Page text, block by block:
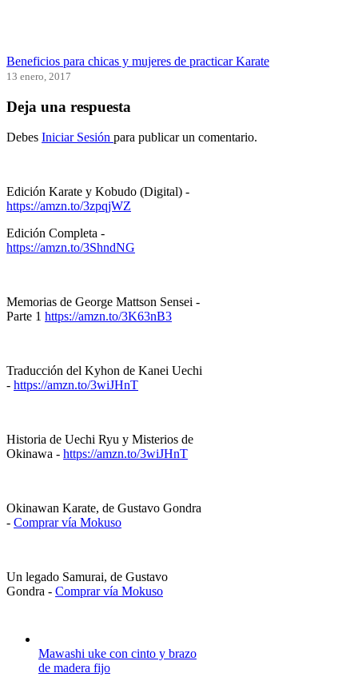
Beneficios para chicas y mujeres de practicar Karate
13 enero, 2017
Deja una respuesta
Debes Iniciar Sesión para publicar un comentario.
Edición Karate y Kobudo (Digital) -
https://amzn.to/3zpqjWZ
Edición Completa -
https://amzn.to/3ShndNG
Memorias de George Mattson Sensei -
Parte 1 https://amzn.to/3K63nB3
Traducción del Kyhon de Kanei Uechi
- https://amzn.to/3wiJHnT
Historia de Uechi Ryu y Misterios de
Okinawa - https://amzn.to/3wiJHnT
Okinawan Karate, de Gustavo Gondra
- Comprar vía Mokuso
Un legado Samurai, de Gustavo
Gondra - Comprar vía Mokuso
Mawashi uke con cinto y brazo
de madera fijo